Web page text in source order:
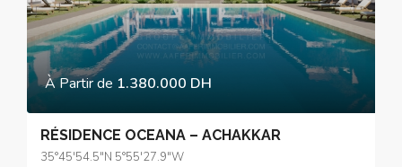
À Partir de 1.380.000 DH
RÉSIDENCE OCEANA – ACHAKKAR
35°45'54.5"N 5°55'27.9"W